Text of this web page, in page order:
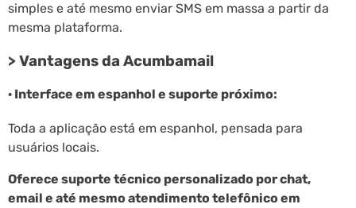
simples e até mesmo enviar SMS em massa a partir da
mesma plataforma.
> Vantagens da Acumbamail
· Interface em espanhol e suporte próximo:
Toda a aplicação está em espanhol, pensada para
usuários locais.
Oferece suporte técnico personalizado por chat,
email e até mesmo atendimento telefônico em